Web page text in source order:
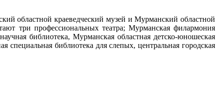
областной краеведческий музей и Мурманский областной
три профессиональных театра; Мурманская филармония
библиотека, Мурманская областная детско-юношеская
библиотека для слепых, центральная городская